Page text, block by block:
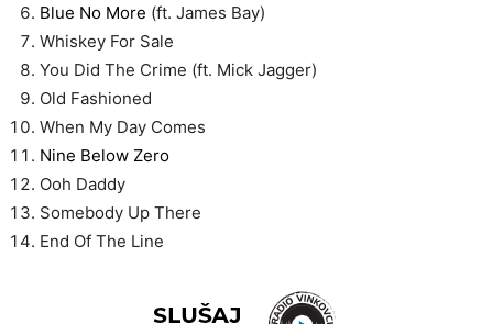
Blue No More (ft. James Bay)
Whiskey For Sale
You Did The Crime (ft. Mick Jagger)
Old Fashioned
When My Day Comes
Nine Below Zero
Ooh Daddy
Somebody Up There
End Of The Line